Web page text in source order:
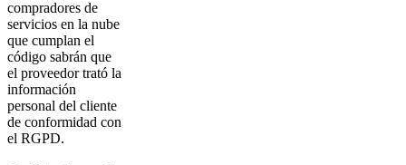
compradores de
servicios en la nube
que cumplan el
código sabrán que
el proveedor trató la
información
personal del cliente
de conformidad con
el RGPD.